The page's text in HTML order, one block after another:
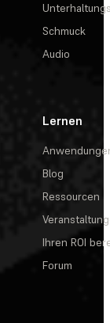
Schmuck
Audio
Lernen
Blog
Ressourcen
Ihren ROI
Forum